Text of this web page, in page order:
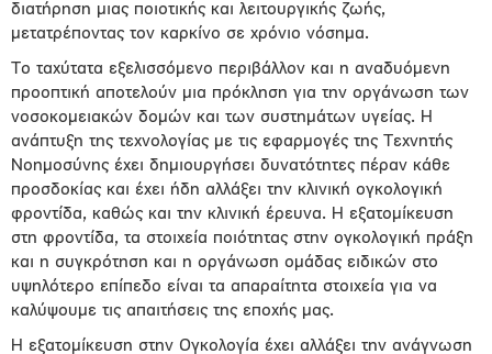
διατήρηση µιας ποιοτικής και λειτουργικής ζωής,
μετατρέποντας τον καρκίνο σε χρόνιο νόσηµα.
Το ταχύτατα εξελισσόμενο περιβάλλον και η αναδυόμενη
προοπτική αποτελούν µια πρόκληση για την οργάνωση των
νοσοκομειακών δοµών και των συστημάτων υγείας. Η
ανάπτυξη της τεχνολογίας µε τις εφαρμογές της Τεχνητής
Νοημοσύνης έχει δημιουργήσει δυνατότητες πέραν κάθε
προσδοκίας και έχει ήδη αλλάξει την κλινική ογκολογική
φροντίδα, καθώς και την κλινική έρευνα. Η εξατομίκευση
στη φροντίδα, τα στοιχεία ποιότητας στην ογκολογική πράξη
και η συγκρότηση και η οργάνωση ομάδας ειδικών στο
υψηλότερο επίπεδο είναι τα απαραίτητα στοιχεία για να
καλύψουμε τις απαιτήσεις της εποχής µας.
Η εξατομίκευση στην Ογκολογία έχει αλλάξει την ανάγνωση